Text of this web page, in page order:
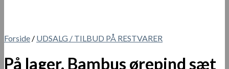
Forside / UDSALG / TILBUD PÅ RESTVARER
På lager. Bambus ørepind sæt